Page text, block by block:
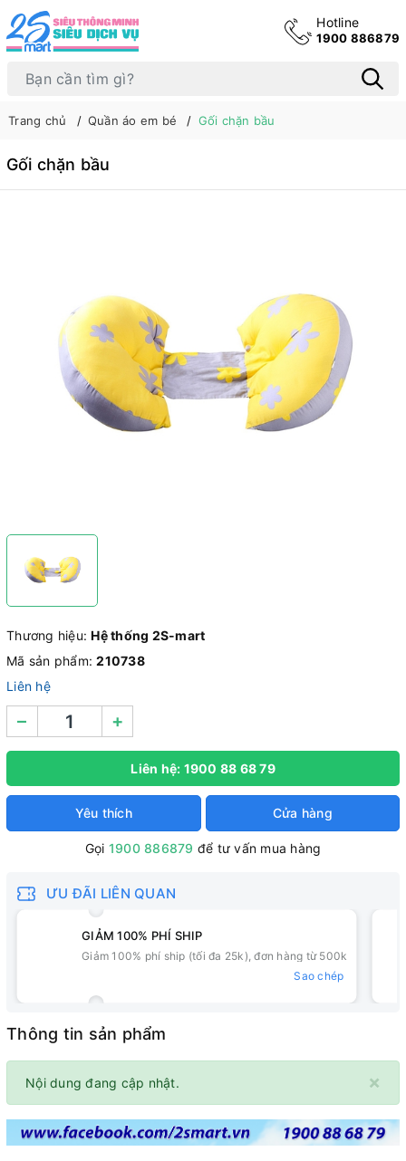
Hotline
1900 886879
Trang chủ Quần áo em bé Gối chặn bầu
Gối chặn bầu
Thương hiệu:Hệ thống 2S-mart
Mã sản phẩm:210738
Liên hệ
– +
Liên hệ: 1900 88 68 79
Yêu thích Cửa hàng
Gọi 1900 886879 để tư vấn mua hàng
ƯU ĐÃI LIÊN QUAN
GIẢM 100% PHÍ SHIP
Giảm 100% phí ship (tối đa 25k), đơn hàng từ 500k
Sao chép
Thông tin sản phẩm
×
Nội dung đang cập nhật.